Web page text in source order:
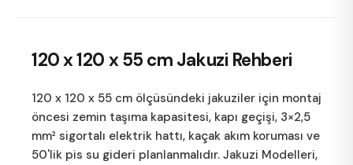
120 x 120 x 55 cm Jakuzi Rehberi
120 x 120 x 55 cm ölçüsündeki jakuziler için montaj
öncesi zemin taşıma kapasitesi, kapı geçişi, 3×2,5
mm² sigortalı elektrik hattı, kaçak akım koruması ve
50'lik pis su gideri planlanmalıdır. Jakuzi Modelleri,